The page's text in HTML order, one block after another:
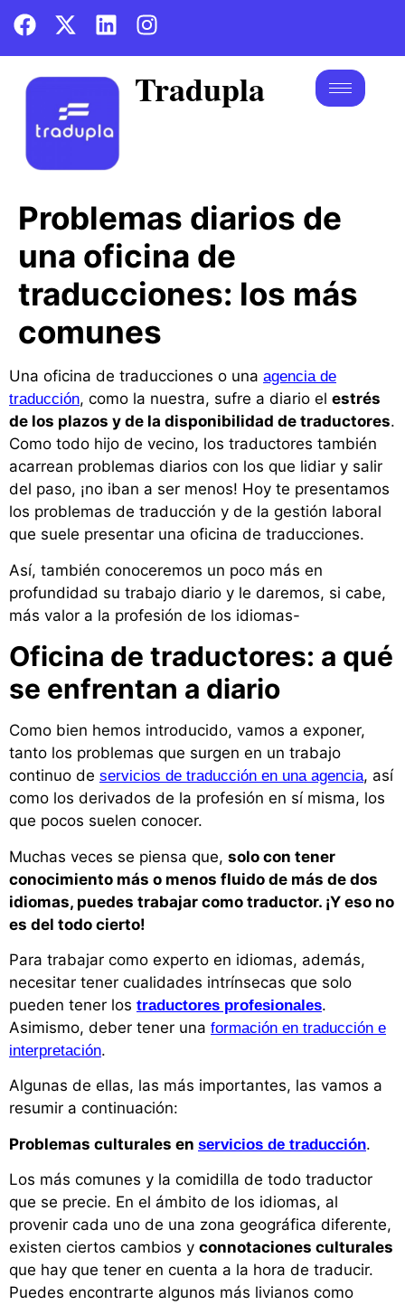
Tradupla
Problemas diarios de
una oficina de
traducciones: los más
comunes
Una oficina de traducciones o una agencia de
traducción, como la nuestra, sufre a diario el estrés
de los plazos y de la disponibilidad de traductores.
Como todo hijo de vecino, los traductores también
acarrean problemas diarios con los que lidiar y salir
del paso, ¡no iban a ser menos! Hoy te presentamos
los problemas de traducción y de la gestión laboral
que suele presentar una oficina de traducciones.
Así, también conoceremos un poco más en
profundidad su trabajo diario y le daremos, si cabe,
más valor a la profesión de los idiomas-
Oficina de traductores: a qué
se enfrentan a diario
Como bien hemos introducido, vamos a exponer,
tanto los problemas que surgen en un trabajo
continuo de servicios de traducción en una agencia, así
como los derivados de la profesión en sí misma, los
que pocos suelen conocer.
Muchas veces se piensa que, solo con tener
conocimiento más o menos fluido de más de dos
idiomas, puedes trabajar como traductor. ¡Y eso no
es del todo cierto!
Para trabajar como experto en idiomas, además,
necesitar tener cualidades intrínsecas que solo
pueden tener los traductores profesionales.
Asimismo, deber tener una formación en traducción e
interpretación.
Algunas de ellas, las más importantes, las vamos a
resumir a continuación:
Problemas culturales en servicios de traducción.
Los más comunes y la comidilla de todo traductor
que se precie. En el ámbito de los idiomas, al
provenir cada uno de una zona geográfica diferente,
existen ciertos cambios y connotaciones culturales
que hay que tener en cuenta a la hora de traducir.
Puedes encontrarte algunos más livianos como